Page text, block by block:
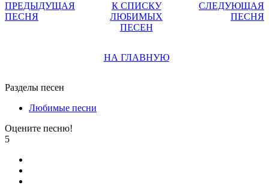
ПРЕДЫДУЩАЯ
ПЕСНЯ
К СПИСКУ
ЛЮБИМЫХ
ПЕСЕН
СЛЕДУЮЩАЯ
ПЕСНЯ
НА ГЛАВНУЮ
Разделы песен
Любимые песни
Оцените песню!
5